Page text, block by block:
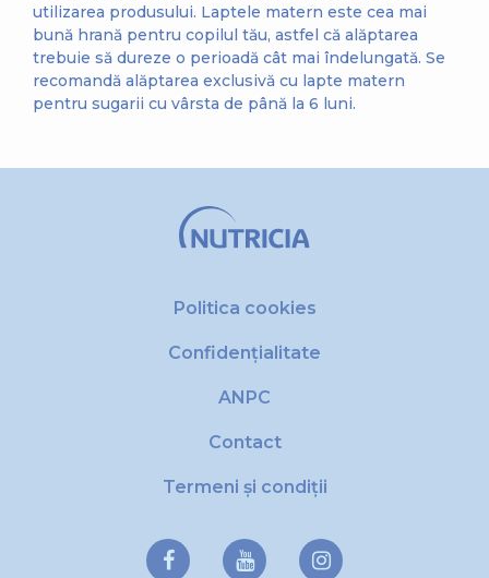
utilizarea produsului. Laptele matern este cea mai
bună hrană pentru copilul tău, astfel că alăptarea
trebuie să dureze o perioadă cât mai îndelungată. Se
recomandă alăptarea exclusivă cu lapte matern
pentru sugarii cu vârsta de până la 6 luni.
Politica cookies
Confidențialitate
ANPC
Contact
Termeni și condiții